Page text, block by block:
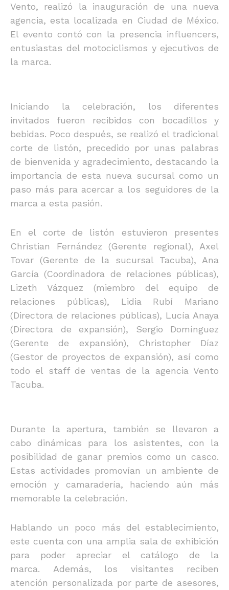
Vento, realizó la inauguración de una nueva
agencia, esta localizada en Ciudad de México.
El evento contó con la presencia influencers,
entusiastas del motociclismos y ejecutivos de
la marca.
Iniciando la celebración, los diferentes
invitados fueron recibidos con bocadillos y
bebidas. Poco después, se realizó el tradicional
corte de listón, precedido por unas palabras
de bienvenida y agradecimiento, destacando la
importancia de esta nueva sucursal como un
paso más para acercar a los seguidores de la
marca a esta pasión.
En el corte de listón estuvieron presentes
Christian Fernández (Gerente regional), Axel
Tovar (Gerente de la sucursal Tacuba), Ana
García (Coordinadora de relaciones públicas),
Lizeth Vázquez (miembro del equipo de
relaciones públicas), Lidia Rubí Mariano
(Directora de relaciones públicas), Lucía Anaya
(Directora de expansión), Sergio Domínguez
(Gerente de expansión), Christopher Díaz
(Gestor de proyectos de expansión), así como
todo el staff de ventas de la agencia Vento
Tacuba.
Durante la apertura, también se llevaron a
cabo dinámicas para los asistentes, con la
posibilidad de ganar premios como un casco.
Estas actividades promovían un ambiente de
emoción y camaradería, haciendo aún más
memorable la celebración.
Hablando un poco más del establecimiento,
este cuenta con una amplia sala de exhibición
para poder apreciar el catálogo de la
marca. Además, los visitantes reciben
atención personalizada por parte de asesores,